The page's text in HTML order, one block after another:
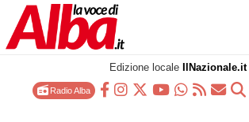
Edizione locale IlNazionale.it
Radio Alba